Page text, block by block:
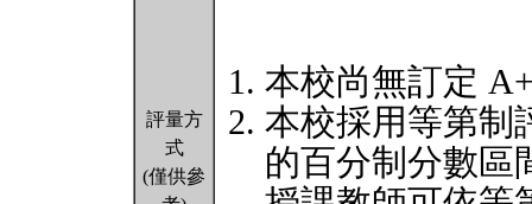
評量方
式
(僅供參
本校尚無訂定
本校採用等第制
的百分制分數區